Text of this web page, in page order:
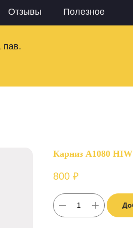
Отзывы Полезное
пав.
Карниз A1080
800 ₽